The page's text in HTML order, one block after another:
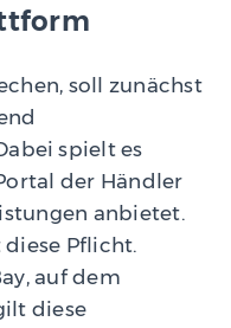
soll zunächst
spielt es
der Händler
anbietet.
Pflicht.
auf dem
diese